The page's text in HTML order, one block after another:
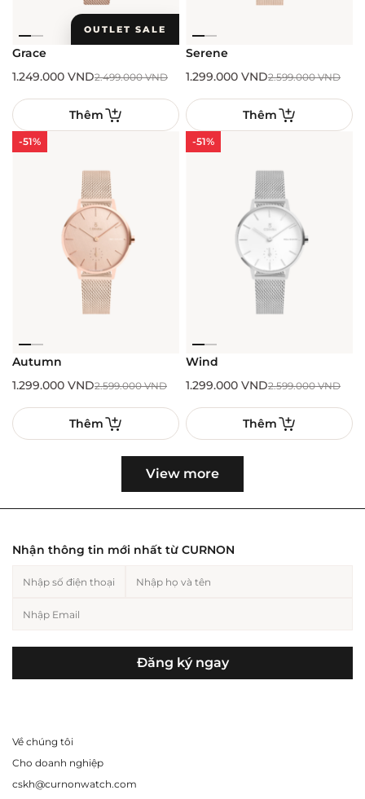
OUTLET SALE
Grace
2.499.000VND
1.249.000 VND
Thêm
Serene
2.599.000VND
1.299.000 VND
Thêm
-51%
Autumn
2.599.000VND
1.299.000 VND
Thêm
-51%
Wind
2.599.000VND
1.299.000 VND
Thêm
View more
Về chúng tôi
Cho doanh nghiệp
cskh@curnonwatch.com
Nhận thông tin mới nhất từ CURNON
Đăng ký ngay